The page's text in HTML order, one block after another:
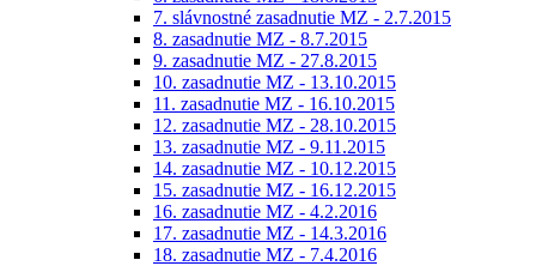
7. slávnostné zasadnutie MZ - 2.7.2015
8. zasadnutie MZ - 8.7.2015
9. zasadnutie MZ - 27.8.2015
10. zasadnutie MZ - 13.10.2015
11. zasadnutie MZ - 16.10.2015
12. zasadnutie MZ - 28.10.2015
13. zasadnutie MZ - 9.11.2015
14. zasadnutie MZ - 10.12.2015
15. zasadnutie MZ - 16.12.2015
16. zasadnutie MZ - 4.2.2016
17. zasadnutie MZ - 14.3.2016
18. zasadnutie MZ - 7.4.2016